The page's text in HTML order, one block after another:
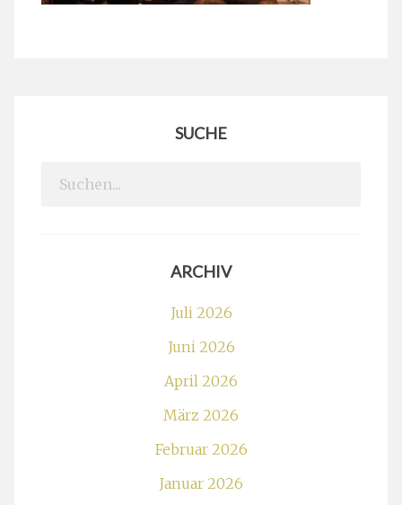
SUCHE
Search
ARCHIV
Juli 2026
Juni 2026
April 2026
März 2026
Februar 2026
Januar 2026